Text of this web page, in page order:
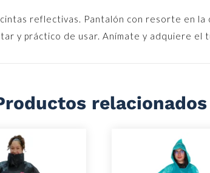
reflectivas. Pantalón con resorte en
y práctico de usar. Anímate y adquiere el
relacionados